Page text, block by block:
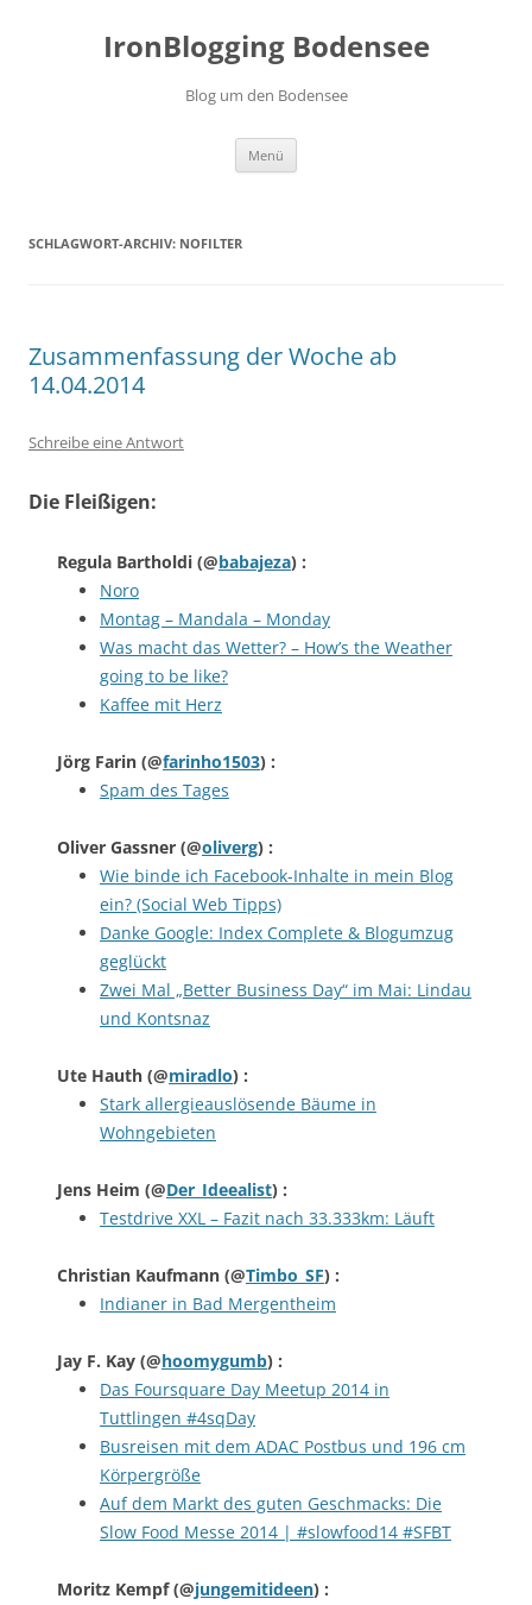
IronBlogging Bodensee
Blog um den Bodensee
Menü
SCHLAGWORT-ARCHIV: NOFILTER
Zusammenfassung der Woche ab
14.04.2014
Schreibe eine Antwort
Die Fleißigen:
Regula Bartholdi (@babajeza) :
Noro
Montag – Mandala – Monday
Was macht das Wetter? – How’s the Weather
going to be like?
Kaffee mit Herz
Jörg Farin (@farinho1503) :
Spam des Tages
Oliver Gassner (@oliverg) :
Wie binde ich Facebook-Inhalte in mein Blog
ein? (Social Web Tipps)
Danke Google: Index Complete & Blogumzug
geglückt
Zwei Mal „Better Business Day“ im Mai: Lindau
und Kontsnaz
Ute Hauth (@miradlo) :
Stark allergieauslösende Bäume in
Wohngebieten
Jens Heim (@Der_Ideealist) :
Testdrive XXL – Fazit nach 33.333km: Läuft
Christian Kaufmann (@Timbo_SF) :
Indianer in Bad Mergentheim
Jay F. Kay (@hoomygumb) :
Das Foursquare Day Meetup 2014 in
Tuttlingen #4sqDay
Busreisen mit dem ADAC Postbus und 196 cm
Körpergröße
Auf dem Markt des guten Geschmacks: Die
Slow Food Messe 2014 | #slowfood14 #SFBT
Moritz Kempf(@jungemitideen) :